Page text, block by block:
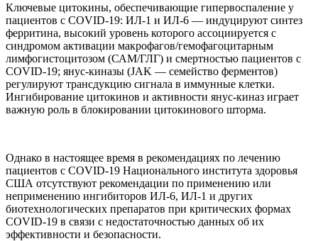
Ключевые цитокины, обеспечивающие гипервоспаление у
пациентов с COVID-19: ИЛ-1 и ИЛ-6 — индуцируют синтез
ферритина, высокий уровень которого ассоциируется с
синдромом активации макрофагов/гемофагоцитарным
лимфогистоцитозом (САМ/ГЛГ) и смертностью пациентов с
COVID-19; янус-киназы (JAK — семейство ферментов)
регулируют трансдукцию сигнала в иммунные клетки.
Ингибирование цитокинов и активности янус-киназ играет
важную роль в блокировании цитокинового шторма.
Однако в настоящее время в рекомендациях по лечению
пациентов с COVID-19 Национального института здоровья
США отсутствуют рекомендации по применению или
неприменению ингибиторов ИЛ-6, ИЛ-1 и других
биотехнологических препаратов при критических формах
COVID-19 в связи с недостаточностью данных об их
эффективности и безопасности.